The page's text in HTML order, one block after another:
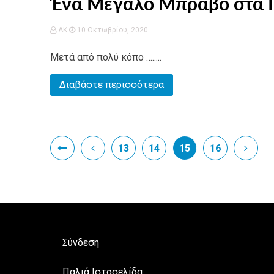
Ένα Μεγάλο Μπράβο στα
AK 10 Οκτωβρίου, 2020
Μετά από πολύ κόπο ….....
Διαβάστε περισσότερα
13 14 15 16
Σύνδεση